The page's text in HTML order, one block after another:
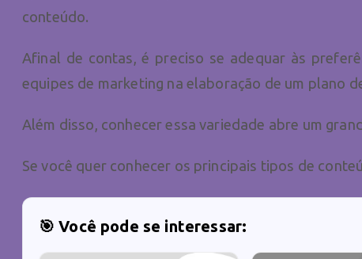
conteúdo.
Afinal de contas, é preciso se adequar às
equipes de marketing na elaboração de um plano
Além disso, conhecer essa variedade abre um
Se você quer conhecer os principais tipos de
🎯 Você pode se interessar: